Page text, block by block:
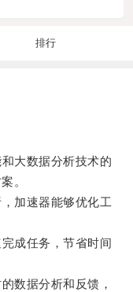
排行
大数据分析技术的
。
加速器能够优化工
成任务，节省时间
数据分析和反馈，